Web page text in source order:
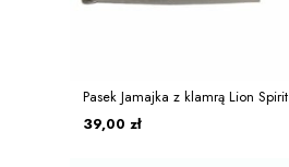
Pasek Jamajka z klamrą Lion Spirit
39,00 zł